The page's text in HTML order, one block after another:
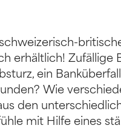
erhältlich! Zufällige
ein
Wie
den
mit Hilfe eines